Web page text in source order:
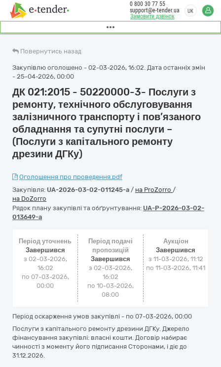
Замовити дзвінок
0 800 30 77 55
support@e-tender.ua
UK
Повернутись назад
Закупівлю оголошено - 02-03-2026, 16:02. Дата останніх змін
- 25-04-2026, 00:00
ДК 021:2015 - 50220000-3- Послуги з
ремонту, технічного обслуговування
залізничного транспорту і пов’язаного
обладнання та супутні послуги –
(Послуги з капітального ремонту
дрезини ДГКу)
Оголошення про проведення.pdf
Закупівля: UA-2026-03-02-011245-a / на ProZorro /
на DoZorro
Рядок плану закупівлі та обґрунтування: UA-P-2026-03-02-
013649-a
Період уточнень
Завершився
з 02-03-2026,
16:02
по 07-03-2026,
00:00
Період подачі
пропозицій
Завершився
з 02-03-2026,
16:02
по 10-03-2026,
08:00
Аукціон
Завершився
з 11-03-2026, 11:12
по11-03-2026, 11:41
Період оскарження умов закупівлі - по 07-03-2026, 00:00
Послуги з капітального ремонту дрезини ДГКу. Джерело
фінансування закупівлі: власні кошти. Договір набирає
чинності з моменту його підписання Сторонами, і діє до
31.12.2026.